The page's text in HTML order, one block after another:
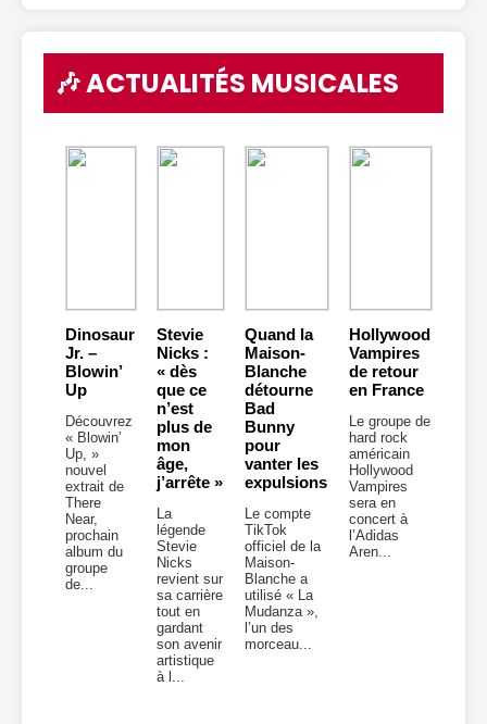
🎶 ACTUALITÉS MUSICALES
Dinosaur
Jr. –
Blowin’
Up
Découvrez
« Blowin’
Up, »
nouvel
extrait de
There
Near,
prochain
album du
groupe
de...
Stevie
Nicks :
« dès
que ce
n’est
plus de
mon
âge,
j’arrête »
La
légende
Stevie
Nicks
revient sur
sa carrière
tout en
gardant
son avenir
artistique
à l...
Quand la
Maison-
Blanche
détourne
Bad
Bunny
pour
vanter les
expulsions
Le compte
TikTok
officiel de la
Maison-
Blanche a
utilisé « La
Mudanza »,
l’un des
morceau...
Hollywood
Vampires
de retour
en France
Le groupe de
hard rock
américain
Hollywood
Vampires
sera en
concert à
l’Adidas
Aren...